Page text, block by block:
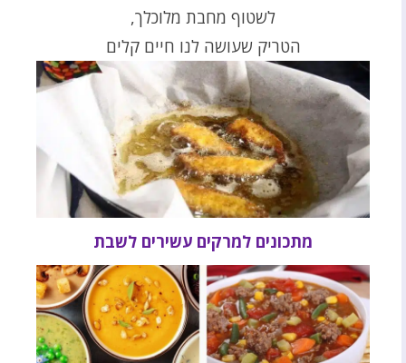
לשטוף מחבת מלוכלך,
הטריק שעושה לנו חיים קלים
מתכונים למרקים עשירים לשבת